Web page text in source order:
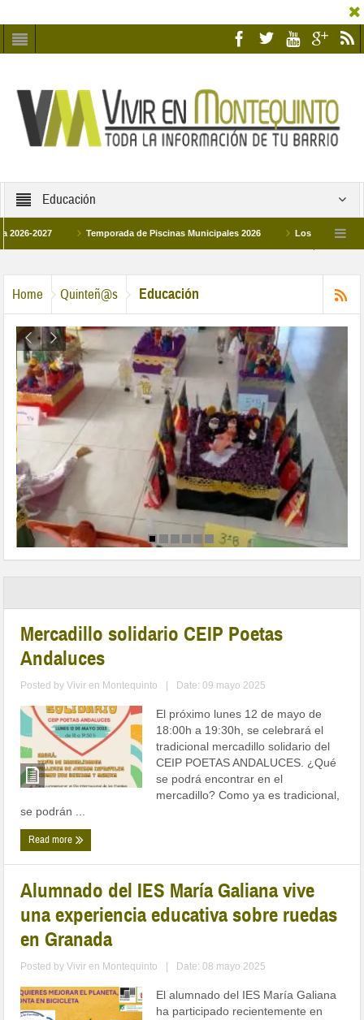
Educación
Temporada de Piscinas Municipales 2026 Los Campus de
Home Quinteñ@s Educación
Mercadillo solidario CEIP Poetas
Andaluces
Posted byVivir en Montequinto Date: 09 mayo 2025
El próximo lunes 12 de mayo de
18:00h a 19:30h, se celebrará el
tradicional mercadillo solidario del
CEIP POETAS ANDALUCES. ¿Qué
se podrá encontrar en el
mercadillo? Como ya es tradicional,
se podrán ...
Read more
Alumnado del IES María Galiana vive
una experiencia educativa sobre ruedas
en Granada
Posted byVivir en Montequinto Date: 08 mayo 2025
El alumnado del IES María Galiana
ha participado recientemente en